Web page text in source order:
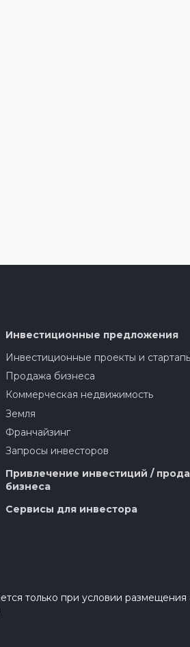
Инвестиционные предложения
Инвестиционные проекты и
Продажа бизнеса
Коммерческая недвижимость
Земля
Франчайзинг
Запросы инвесторов
Привлечение инвестиций /
бизнеса
Сервисы для инвестора
только при условии